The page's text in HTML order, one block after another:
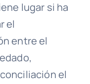
lugar si ha
el
entre el
el